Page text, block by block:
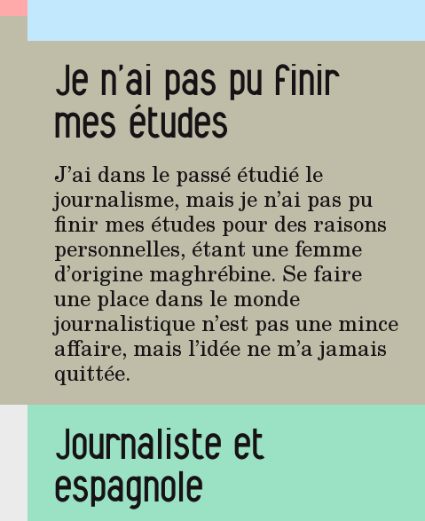
Je n’ai pas pu finir
mes études
J’ai dans le passé étudié le
journalisme, mais je n’ai pas pu
finir mes études pour des raisons
personnelles, étant une femme
d’origine maghrébine. Se faire
une place dans le monde
journalistique n’est pas une mince
affaire, mais l’idée ne m’a jamais
quittée.
Journaliste et
espagnole